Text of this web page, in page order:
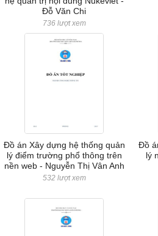
Đỗ Văn Chi
736 lượt xem
Đồ án Xây dựng hệ thống quản
lý điểm trường phổ thông trên
nền web - Nguyễn Thị Vân Anh
532 lượt xem
Đồ
lý